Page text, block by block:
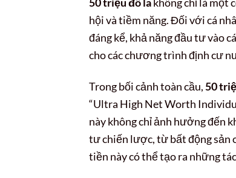
hội và tiềm năng. Đối với cá
đáng kể, khả năng đầu tư vào
cho các chương trình định cư
Trong bối cảnh toàn cầu,50
“Ultra High Net Worth
này không chỉ ảnh hưởng đến
tư chiến lược, từ bất động sản
tiền này có thể tạo ra những